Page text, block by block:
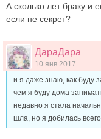
А сколько лет браку и
если не секрет?
ДараДара
10 янв 2017
и я даже знаю, как буду
чем я буду дома
недавно я стала
шла, но я добилась